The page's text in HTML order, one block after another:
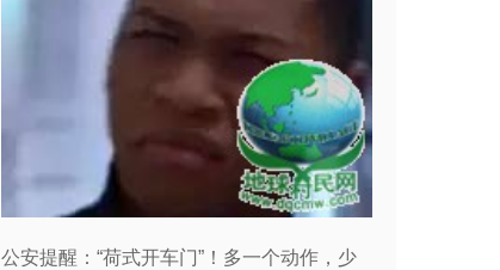
公安提醒：“荷式开车门”！多一个动作，少